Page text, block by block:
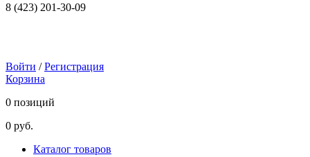
8 (423) 201-30-09
Войти /Регистрация
Корзина
0 позиций
0 руб.
Каталог товаров